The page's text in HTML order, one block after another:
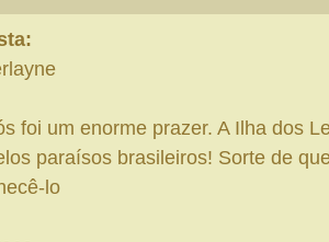
foi um enorme prazer. A Ilha dos
paraísos brasileiros! Sorte de
lo